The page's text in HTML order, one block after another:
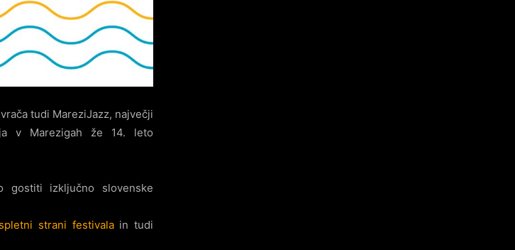
tudi MareziJazz, največji
v Marezigah že 14. leto
izključno slovenske
spletni strani festivalain tudi